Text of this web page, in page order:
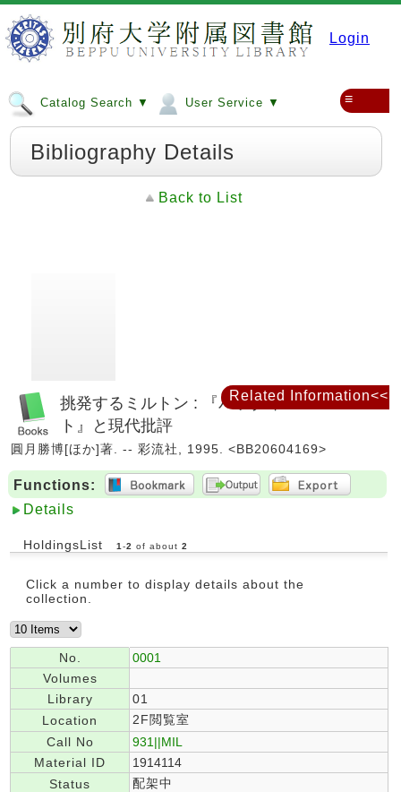
Login
Catalog Search ▼ User Service ▼ ≡
Bibliography Details
Back to List
挑発するミルトン : 『パラダイス・ロス
ト』と現代批評
圓月勝博[ほか]著. -- 彩流社, 1995. <BB20604169>
Functions:
Details
HoldingsList 1-2 of about 2
Click a number to display details about the
collection.
No.
0001
Volumes
Library
01
Location
2F閲覧室
Call No
931||MIL
Material ID
1914114
Status
配架中
Related Information<<